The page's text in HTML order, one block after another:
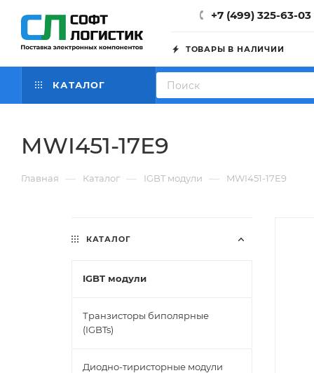
+7 (499) 325-63-03
ТОВАРЫ В НАЛИЧИИ
КАТАЛОГ
MWI451-17E9
Главная — Каталог — IGBT модули — MWI451-17E9
КАТАЛОГ
IGBT модули
Транзисторы биполярные
(IGBTs)
Диодно-тиристорные модули